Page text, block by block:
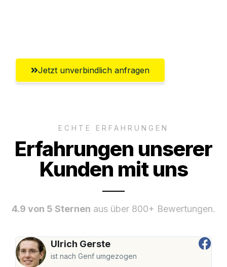
Jetzt unverbindlich anfragen
ECHTE ERFAHRUNGEN
Erfahrungen unserer
Kunden mit uns
4.9 von 5 Sternen aus über 800+ Bewertungen.
Ulrich Gerste
ist nach Genf umgezogen